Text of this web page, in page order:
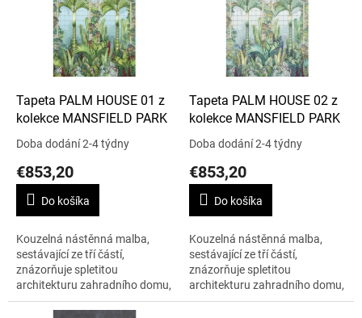
Tapeta PALM HOUSE 01 z
kolekce MANSFIELD PARK
Doba dodání 2-4 týdny
€853,20
Do košíka
Kouzelná nástěnná malba,
sestávající ze tří částí,
znázorňuje spletitou
architekturu zahradního domu,
obklopeného tropickou
Tapeta PALM HOUSE 02 z
kolekce MANSFIELD PARK
Doba dodání 2-4 týdny
€853,20
Do košíka
Kouzelná nástěnná malba,
sestávající ze tří částí,
znázorňuje spletitou
architekturu zahradního domu,
obklopeného tropickou